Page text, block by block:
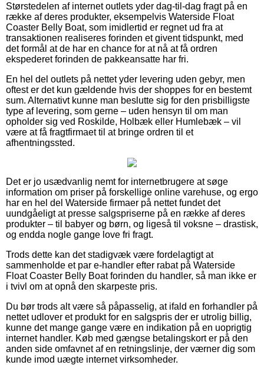
Størstedelen af internet outlets yder dag-til-dag fragt på en
række af deres produkter, eksempelvis Waterside Float
Coaster Belly Boat, som imidlertid er regnet ud fra at
transaktionen realiseres forinden et givent tidspunkt, med
det formål at de har en chance for at nå at få ordren
ekspederet forinden de pakkeansatte har fri.
En hel del outlets på nettet yder levering uden gebyr, men
oftest er det kun gældende hvis der shoppes for en bestemt
sum. Alternativt kunne man beslutte sig for den prisbilligste
type af levering, som gerne – uden hensyn til om man
opholder sig ved Roskilde, Holbæk eller Humlebæk – vil
være at få fragtfirmaet til at bringe ordren til et
afhentningssted.
Det er jo usædvanlig nemt for internetbrugere at søge
information om priser på forskellige online varehuse, og ergo
har en hel del Waterside firmaer på nettet fundet det
uundgåeligt at presse salgspriserne på en række af deres
produkter – til babyer og børn, og ligeså til voksne – drastisk,
og endda nogle gange love fri fragt.
Trods dette kan det stadigvæk være fordelagtigt at
sammenholde et par e-handler efter rabat på Waterside
Float Coaster Belly Boat forinden du handler, så man ikke er
i tvivl om at opnå den skarpeste pris.
Du bør trods alt være så påpasselig, at ifald en forhandler på
nettet udlover et produkt for en salgspris der er utrolig billig,
kunne det mange gange være en indikation på en uoprigtig
internet handler. Køb med gængse betalingskort er på den
anden side omfavnet af en retningslinje, der værner dig som
kunde imod uægte internet virksomheder.